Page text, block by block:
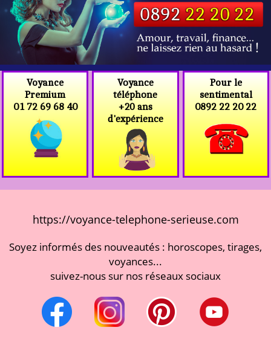
Voyance
Premium
01 72 69 68 40
Voyance
téléphone
+20 ans
d'expérience
Pour le
sentimental
0892 22 20 22
https://voyance-telephone-serieuse.com
Soyez informés des nouveautés : horoscopes, tirages,
voyances...
suivez-nous sur nos réseaux sociaux